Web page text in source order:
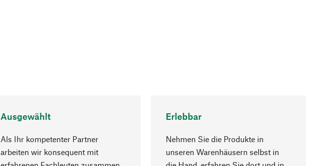
Ausgewählt
Als Ihr kompetenter Partner
arbeiten wir konsequent mit
Erlebbar
Nehmen Sie die Produkte in
unseren Warenhäusern selbst in